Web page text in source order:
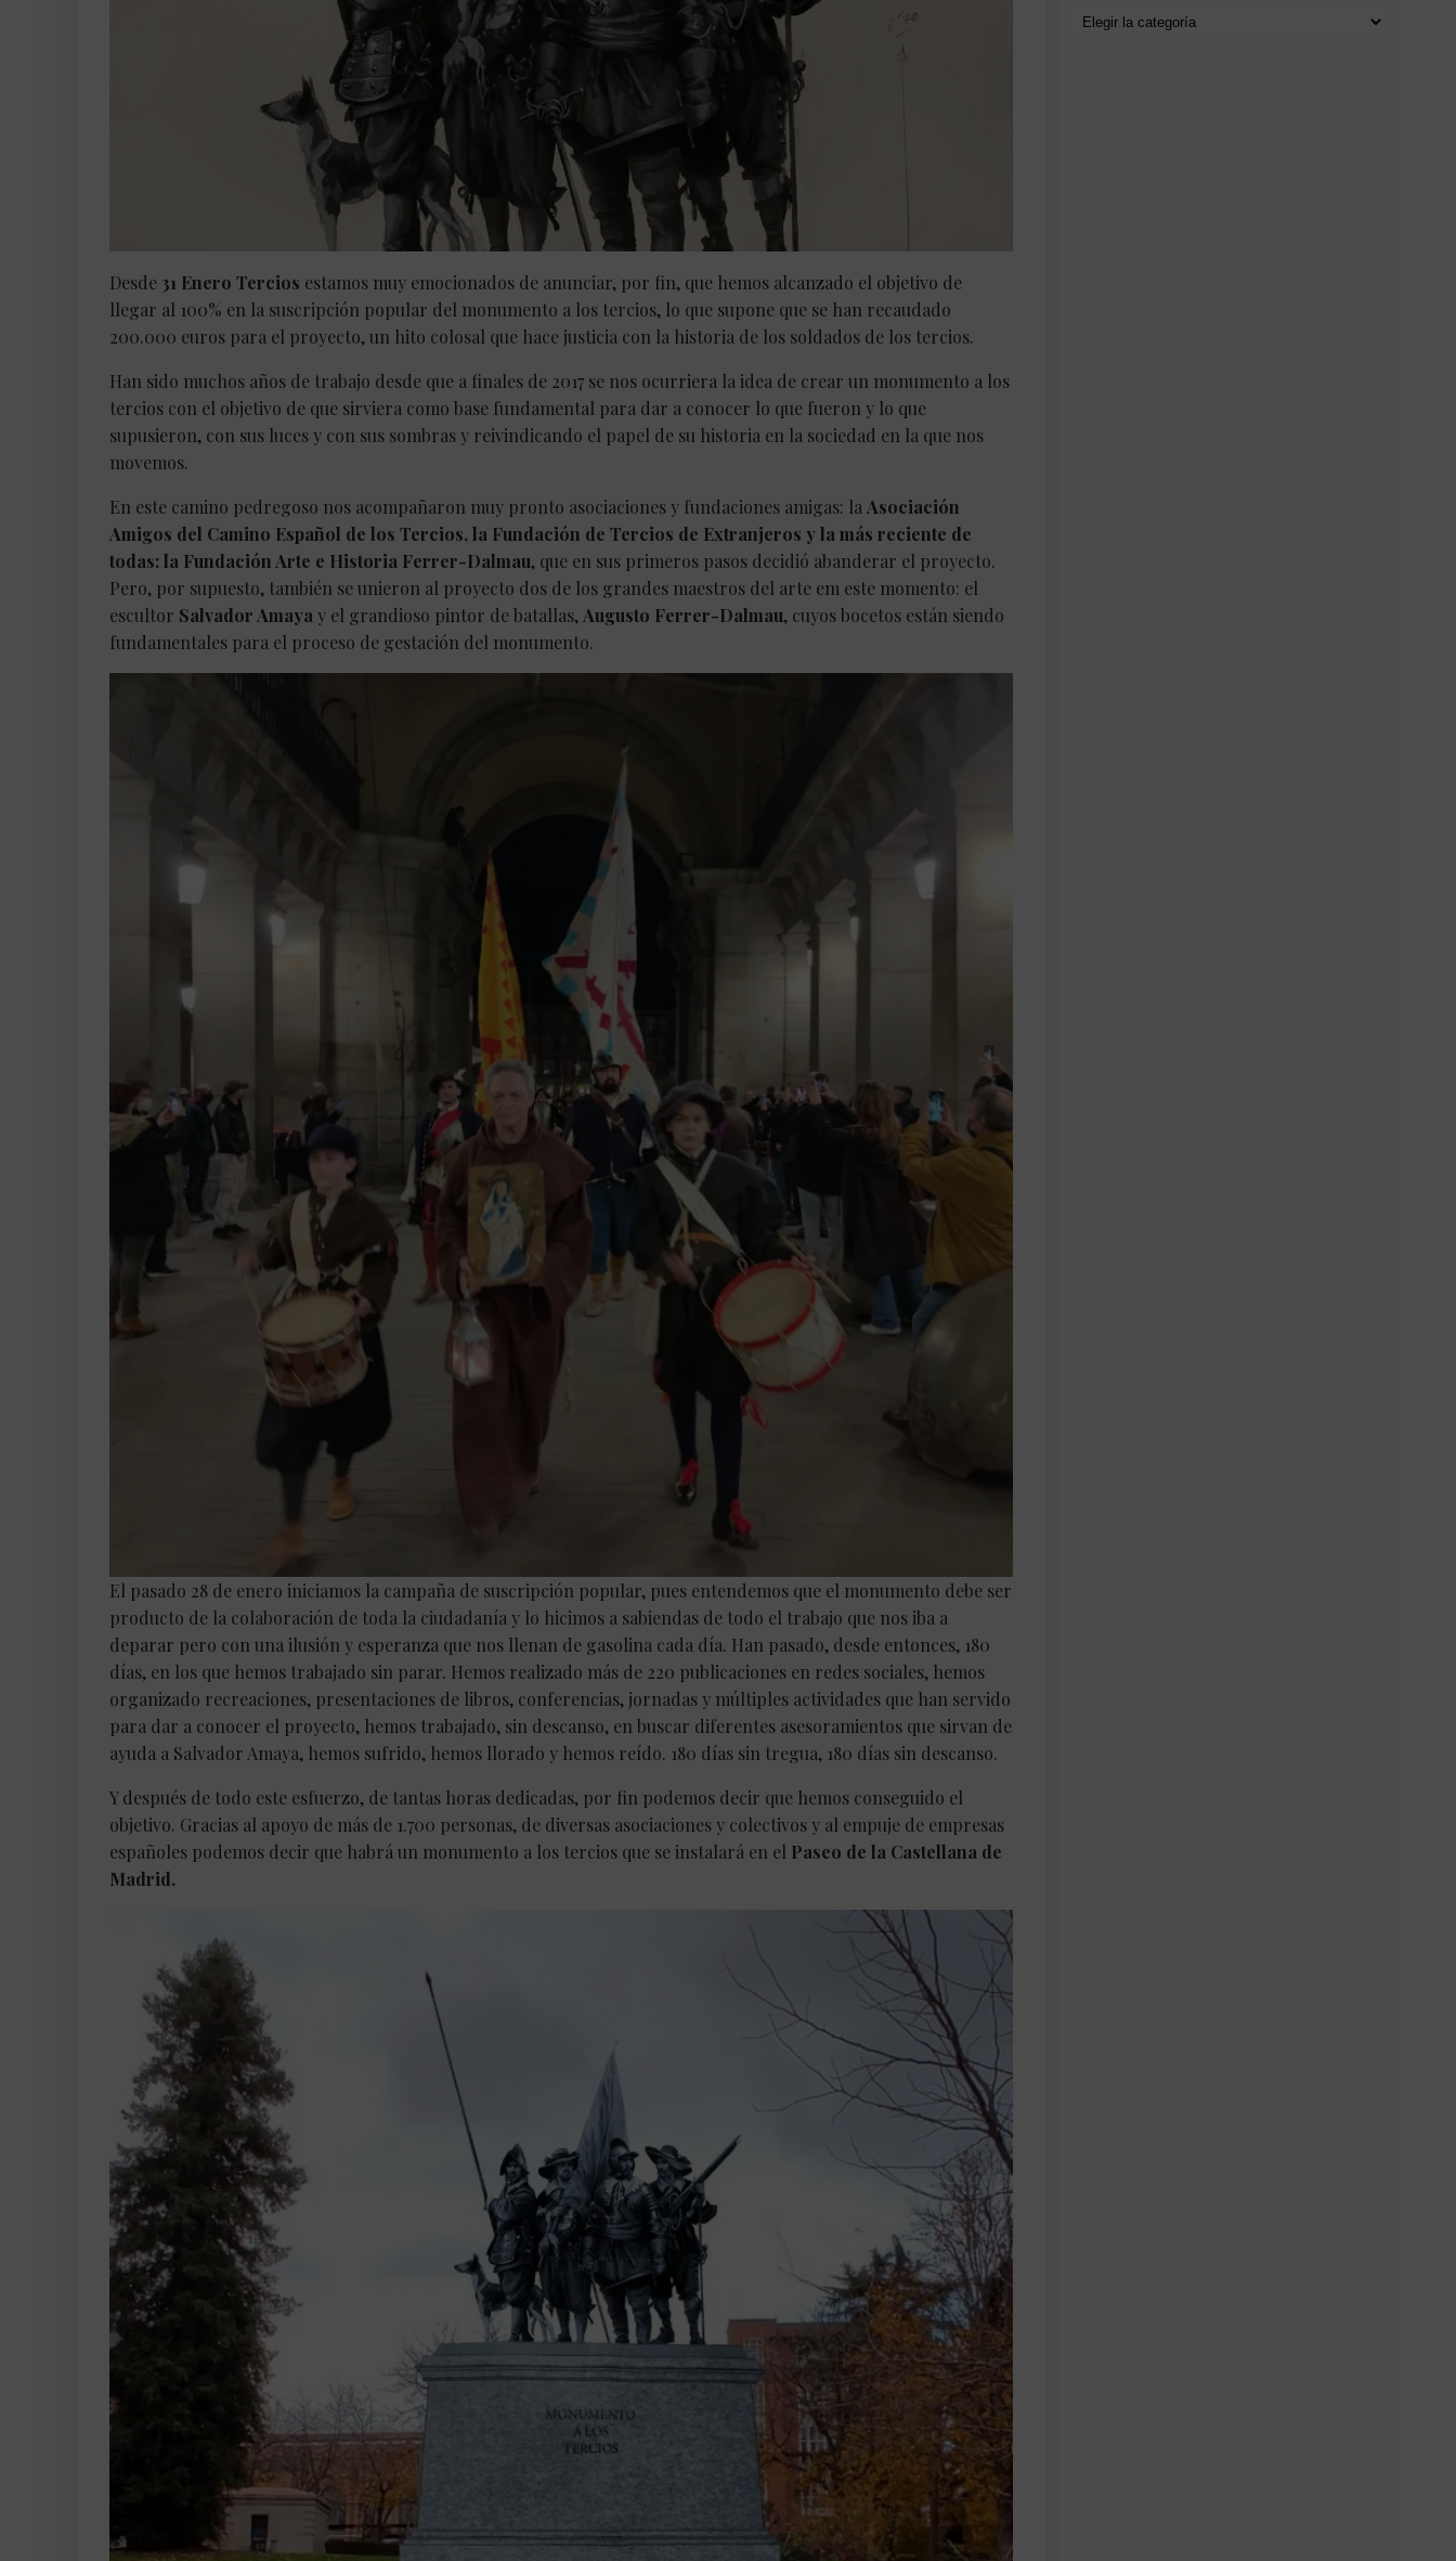
Desde 31 Enero Tercios estamos muy emocionados de anunciar, por fin, que hemos alcanzado el objetivo de
llegar al 100% en la suscripción popular del monumento a los tercios, lo que supone que se han recaudado
200.000 euros para el proyecto, un hito colosal que hace justicia con la historia de los soldados de los tercios.
Han sido muchos años de trabajo desde que a finales de 2017 se nos ocurriera la idea de crear un monumento a los
tercios con el objetivo de que sirviera como base fundamental para dar a conocer lo que fueron y lo que
supusieron, con sus luces y con sus sombras y reivindicando el papel de su historia en la sociedad en la que nos
movemos.
En este camino pedregoso nos acompañaron muy pronto asociaciones y fundaciones amigas: la Asociación
Amigos del Camino Español de los Tercios, la Fundación de Tercios de Extranjeros y la más reciente de
todas: la Fundación Arte e Historia Ferrer-Dalmau, que en sus primeros pasos decidió abanderar el proyecto.
Pero, por supuesto, también se unieron al proyecto dos de los grandes maestros del arte em este momento: el
escultor Salvador Amaya y el grandioso pintor de batallas, Augusto Ferrer-Dalmau, cuyos bocetos están siendo
fundamentales para el proceso de gestación del monumento.
El pasado 28 de enero iniciamos la campaña de suscripción popular, pues entendemos que el monumento debe ser
producto de la colaboración de toda la ciudadanía y lo hicimos a sabiendas de todo el trabajo que nos iba a
deparar pero con una ilusión y esperanza que nos llenan de gasolina cada día. Han pasado, desde entonces, 180
días, en los que hemos trabajado sin parar. Hemos realizado más de 220 publicaciones en redes sociales, hemos
organizado recreaciones, presentaciones de libros, conferencias, jornadas y múltiples actividades que han servido
para dar a conocer el proyecto, hemos trabajado, sin descanso, en buscar diferentes asesoramientos que sirvan de
ayuda a Salvador Amaya, hemos sufrido, hemos llorado y hemos reído. 180 días sin tregua, 180 días sin descanso.
Y después de todo este esfuerzo, de tantas horas dedicadas, por fin podemos decir que hemos conseguido el
objetivo. Gracias al apoyo de más de 1.700 personas, de diversas asociaciones y colectivos y al empuje de empresas
españoles podemos decir que habrá un monumento a los tercios que se instalará en el Paseo de la Castellana de
Madrid.
Filtrar